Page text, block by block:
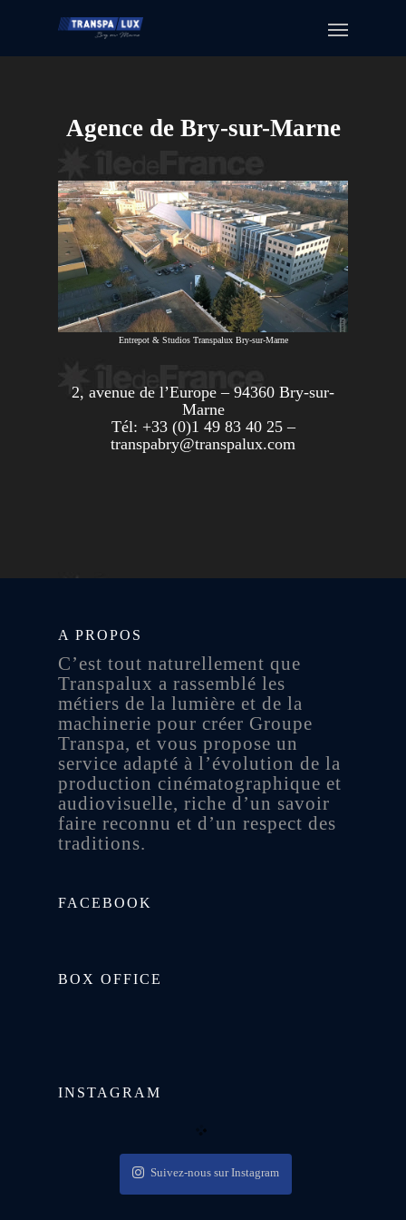
Agence de Bry-sur-Marne
Entrepot & Studios Transpalux Bry-sur-Marne
2, avenue de l’Europe – 94360 Bry-sur-
Marne
Tél: +33 (0)1 49 83 40 25 –
transpabry@transpalux.com
A PROPOS
C’est tout naturellement que
Transpalux a rassemblé les
métiers de la lumière et de la
machinerie pour créer Groupe
Transpa, et vous propose un
service adapté à l’évolution de la
production cinématographique et
audiovisuelle, riche d’un savoir
faire reconnu et d’un respect des
traditions.
FACEBOOK
BOX OFFICE
INSTAGRAM
Suivez-nous sur Instagram